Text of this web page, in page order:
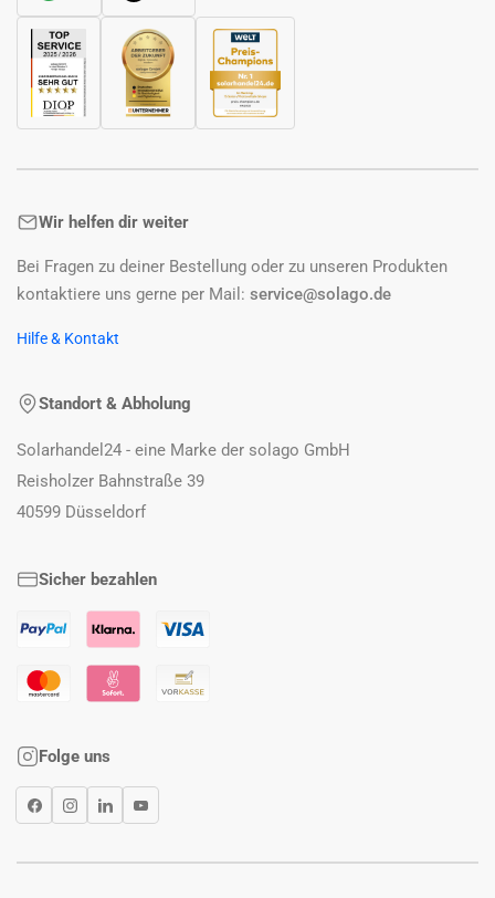
Wir helfen dir weiter
Bei Fragen zu deiner Bestellung oder zu unseren Produkten
kontaktiere uns gerne per Mail: service@solago.de
Hilfe & Kontakt
Standort & Abholung
Solarhandel24 - eine Marke der solago GmbH
Reisholzer Bahnstraße 39
40599 Düsseldorf
Sicher bezahlen
Folge uns
FacebookInstagram
LinkedInYouTube